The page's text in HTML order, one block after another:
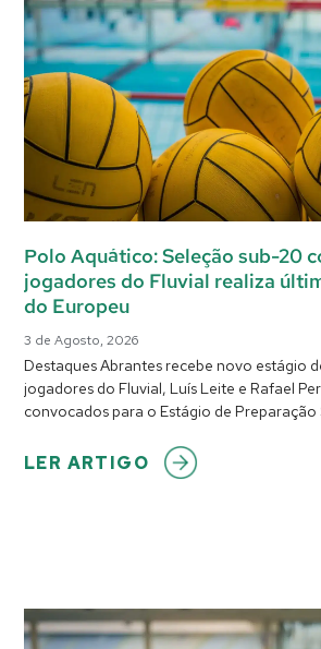
Polo Aquático: Seleção sub-20
jogadores do Fluvial realiza
do Europeu
3 de Agosto, 2026
Destaques Abrantes recebe novo estágio
jogadores do Fluvial, Luís Leite e Rafael
convocados para o Estágio de
LER ARTIGO